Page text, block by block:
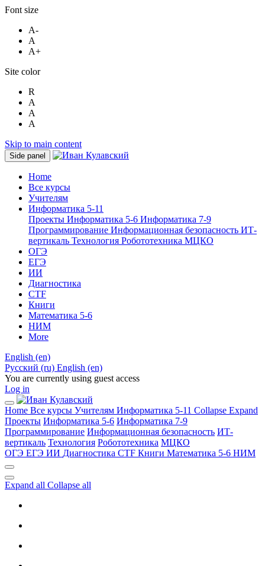
Font size
A-
A
A+
Site color
R
A
A
A
Skip to main content
Side panel
Home
Все курсы
Учителям
Информатика 5-11
Проекты Информатика 5-6 Информатика 7-9
Программирование Информационная безопасность ИТ-
вертикаль Технология Робототехника МЦКО
ОГЭ
ЕГЭ
ИИ
Диагностика
CTF
Книги
Математика 5-6
НИМ
More
English ‎(en)‎
Русский ‎(ru)‎ English ‎(en)‎
You are currently using guest access
Log in
Home Все курсы Учителям Информатика 5-11 Collapse Expand
Проекты Информатика 5-6 Информатика 7-9
Программирование Информационная безопасность ИТ-
вертикаль Технология Робототехника МЦКО
ОГЭ ЕГЭ ИИ Диагностика CTF Книги Математика 5-6 НИМ
Expand all Collapse all